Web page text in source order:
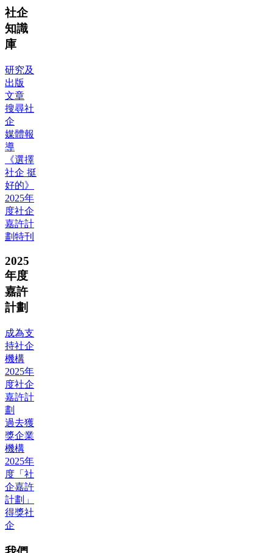
社企
知識
庫
研究及
出版
文章
搜尋社
企
媒體報
導
《選擇
社企 挺
好的》
2025年
度社企
嘉許計
劃特刊
2025
年度
嘉許
計劃
成為支
持社企
機構
2025年
度社企
嘉許計
劃
過去獲
獎企業
機構
2025年
度「社
企嘉許
計劃」
得獎社
企